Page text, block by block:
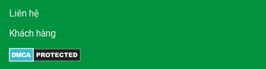
Liên hệ
Khách hàng